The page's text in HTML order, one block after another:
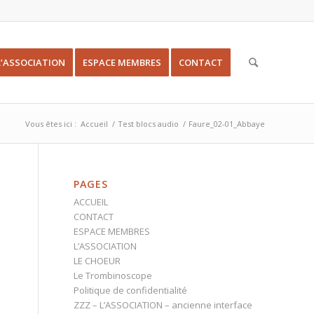
ESPACE MEMBRES CONTACT
Vous êtes ici : Accueil / Test blocs audio / Faure_02-01_Abbaye
PAGES
ACCUEIL
CONTACT
ESPACE MEMBRES
L’ASSOCIATION
LE CHOEUR
Le Trombinoscope
Politique de confidentialité
ZZZ – L’ASSOCIATION – ancienne interface